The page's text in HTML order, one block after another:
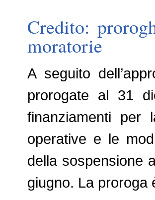
Credito:
moratorie
A seguito
prorogate al 31
finanziamenti per
operative e le
della sospensione
giugno. La